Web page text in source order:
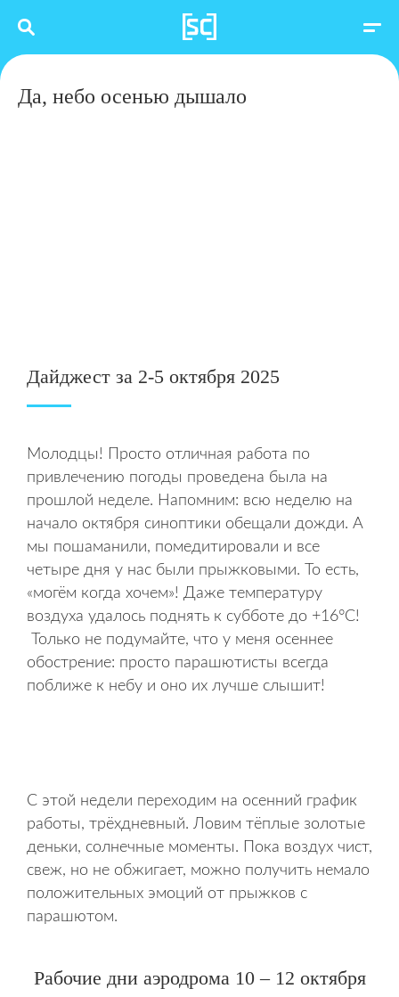
Да, небо осенью дышало
Дайджест за 2-5 октября 2025
Молодцы! Просто отличная работа по
привлечению погоды проведена была на
прошлой неделе. Напомним: всю неделю на
начало октября синоптики обещали дожди. А
мы пошаманили, помедитировали и все
четыре дня у нас были прыжковыми. То есть,
«могём когда хочем»! Даже температуру
воздуха удалось поднять к субботе до +16°С!
Только не подумайте, что у меня осеннее
обострение: просто парашютисты всегда
поближе к небу и оно их лучше слышит!
С этой недели переходим на осенний график
работы, трёхдневный. Ловим тёплые золотые
деньки, солнечные моменты. Пока воздух чист,
свеж, но не обжигает, можно получить немало
положительных эмоций от прыжков с
парашютом.
Рабочие дни аэродрома 10 – 12 октября